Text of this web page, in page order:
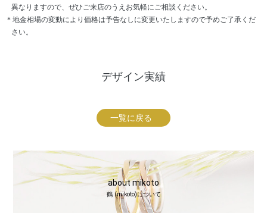
異なりますので、ぜひご来店のうえお気軽にご相談ください。
＊地金相場の変動により価格は予告なしに変更いたしますので予めご了承くだ
さい。
デザイン実績
一覧に戻る
about mikoto
鶴 (mikoto)について